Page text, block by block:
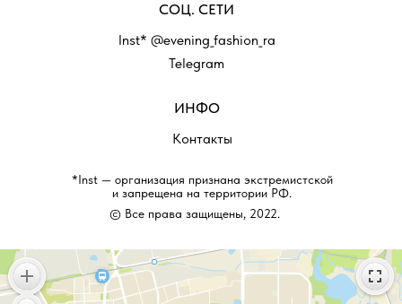
Inst* @evening_fashion_ra
Telegram
СОЦ. СЕТИ
Контакты
ИНФО
*Inst — организация признана экстремистской
и запрещена на территории РФ.
© Все права защищены, 2022.